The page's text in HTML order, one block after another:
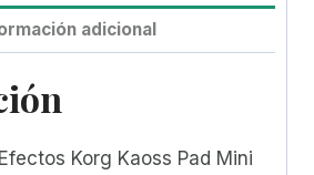
adicional
Korg Kaoss Pad Mini